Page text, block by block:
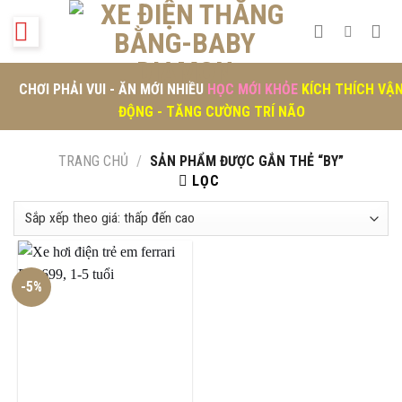
CHƠI PHẢI VUI - ĂN MỚI NHIỀU HỌC MỚI KHỎE KÍCH THÍCH
ĐỘNG - TĂNG CƯỜNG TRÍ NÃO
TRANG CHỦ / SẢN PHẨM ĐƯỢC GẮN THẺ “BY”
LỌC
-5%